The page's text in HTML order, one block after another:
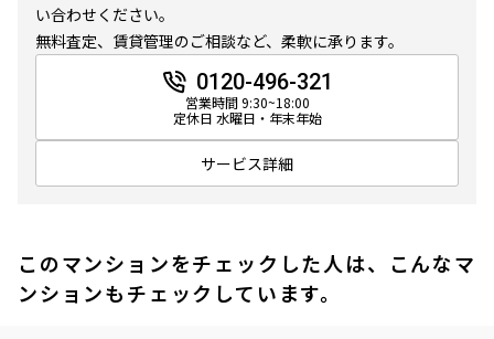
い合わせください。
無料査定、賃貸管理のご相談など、柔軟に承ります。
0120-496-321
営業時間 9:30~18:00
定休日 水曜日・年末年始
サービス詳細
このマンションをチェックした人は、こんなマ
ンションもチェックしています。